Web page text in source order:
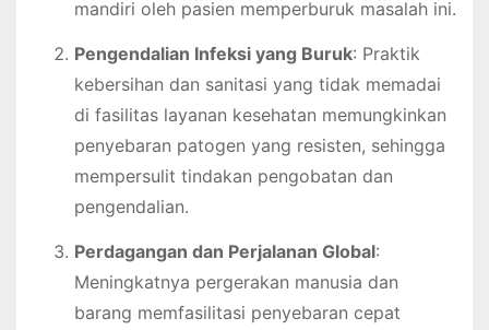
mandiri oleh pasien memperburuk masalah ini.
Pengendalian Infeksi yang Buruk: Praktik
kebersihan dan sanitasi yang tidak memadai
di fasilitas layanan kesehatan memungkinkan
penyebaran patogen yang resisten, sehingga
mempersulit tindakan pengobatan dan
pengendalian.
Perdagangan dan Perjalanan Global:
Meningkatnya pergerakan manusia dan
barang memfasilitasi penyebaran cepat